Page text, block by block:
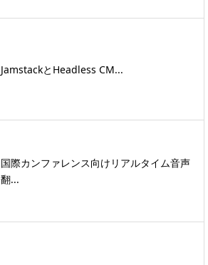
JamstackとHeadless CM...
国際カンファレンス向けリアルタイム音声
翻...